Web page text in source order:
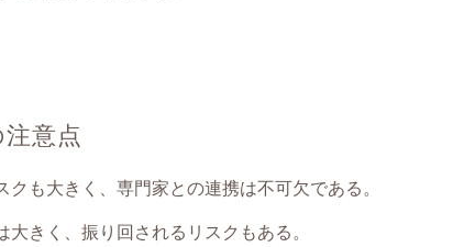
意点
も大きく、専門家との連携は不可欠である。
きく、振り回されるリスクもある。